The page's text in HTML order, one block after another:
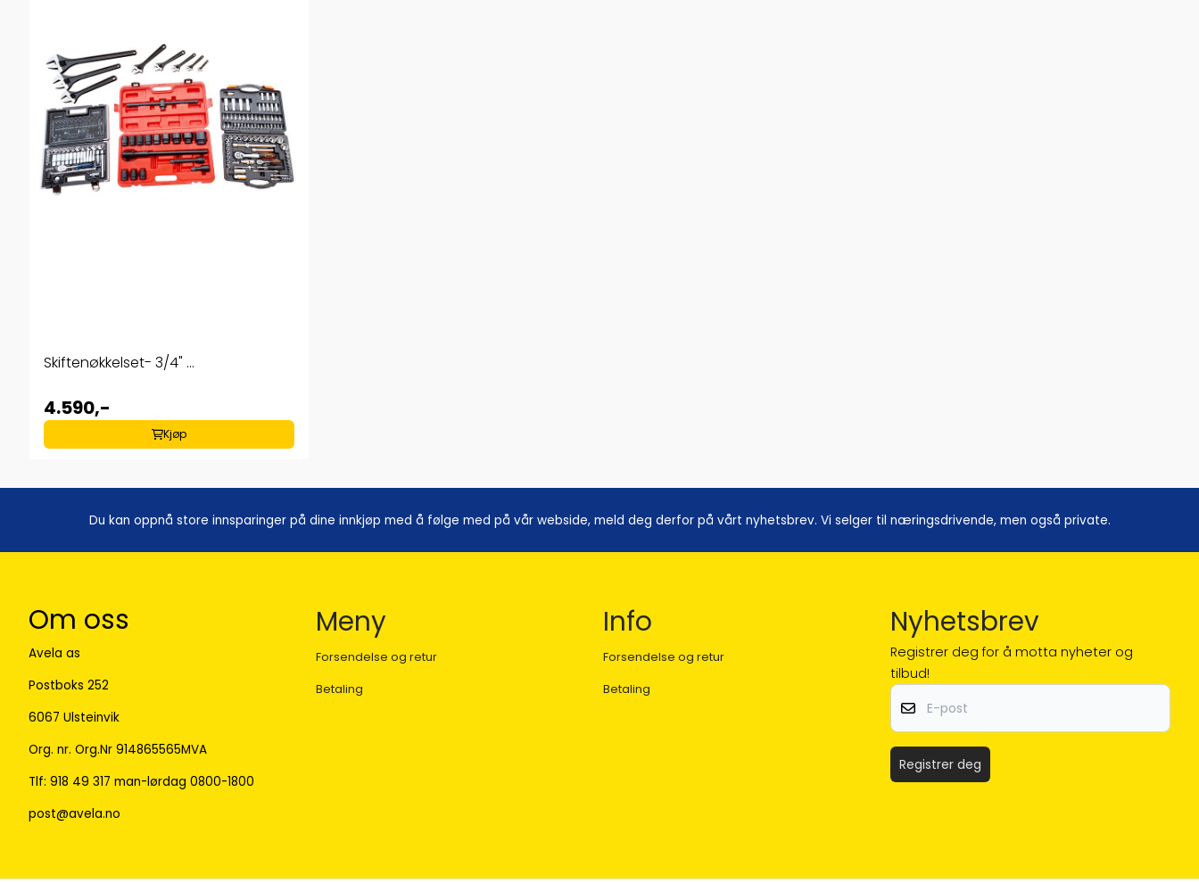
Skiftenøkkelset- 3/4" ...
4.590,-
Kjøp
Du kan oppnå store innsparinger på dine innkjøp med å følge med på vår webside, meld deg derfor på vårt nyhetsbrev. Vi selger til næringsdrivende, men også private.
Om oss
Avela as
Postboks 252
6067 Ulsteinvik
Org. nr. Org.Nr 914865565MVA
Tlf: 918 49 317 man-lørdag 0800-1800
post@avela.no
Meny
Forsendelse og retur
Betaling
Info
Forsendelse og retur
Betaling
Nyhetsbrev
Registrer deg for å motta nyheter og
tilbud!
E-post
Registrer deg